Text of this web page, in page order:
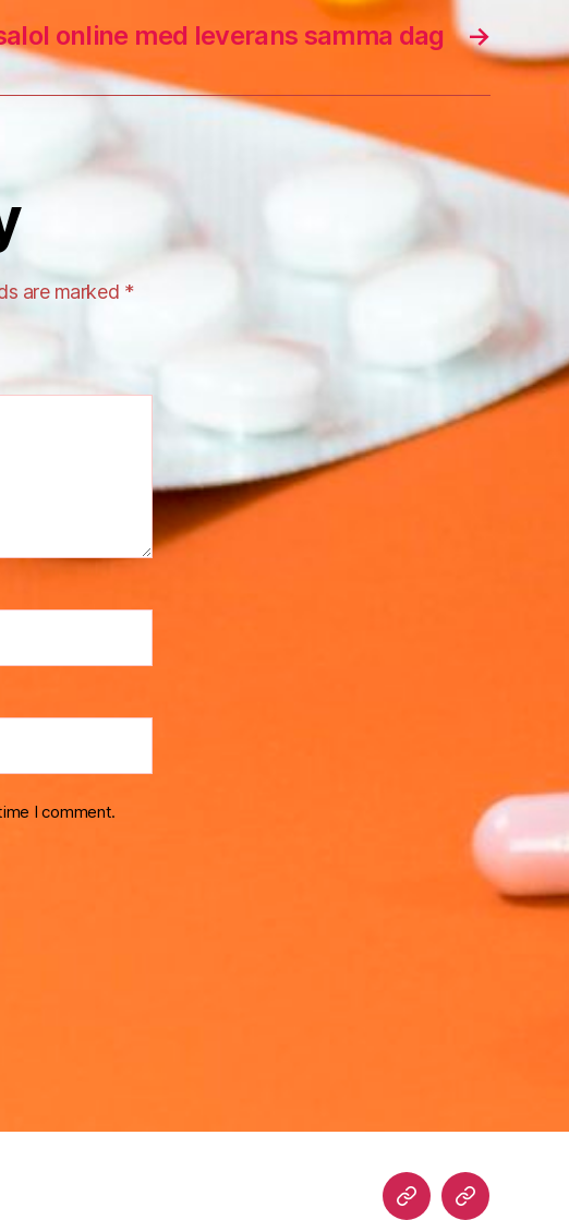
→
online med leverans samma dag
are marked *
I comment.
Home Blog